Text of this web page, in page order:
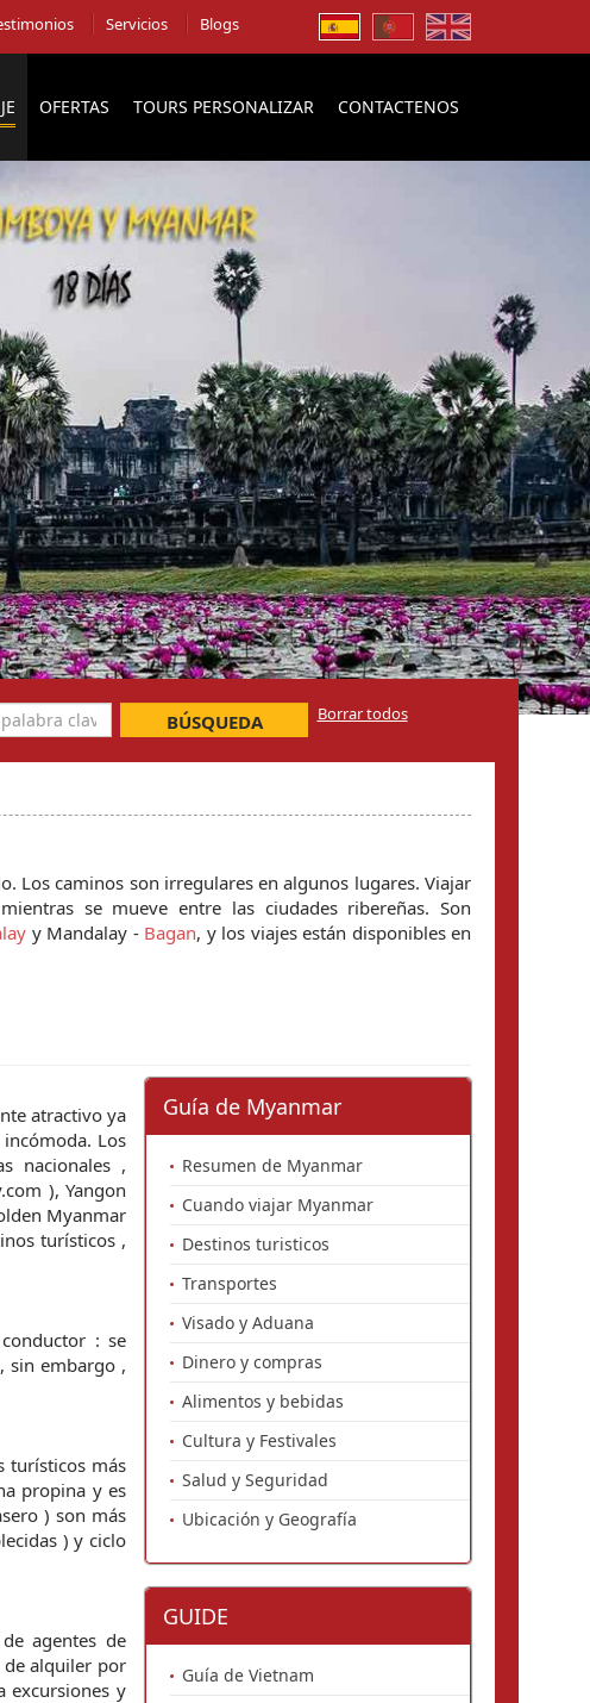
Servicios Blogs
OFERTAS TOURS PERSONALIZAR CONTACTENOS
BÚSQUEDA Borrar todos
Los caminos son irregulares en algunos lugares. Viajar
se mueve entre las ciudades ribereñas. Son
y Mandalay -Bagan, y los viajes están disponibles en
atractivo ya
Los
nacionales ,
), Yangon
Myanmar
turísticos ,
: se
sin embargo ,
turísticos más
propina y es
) son más
) y ciclo
agentes de
alquiler por
excursiones y
Guía de Myanmar
Resumen de Myanmar
Cuando viajar Myanmar
Destinos turisticos
Transportes
Visado y Aduana
Dinero y compras
Alimentos y bebidas
Cultura y Festivales
Salud y Seguridad
Ubicación y Geografía
GUIDE
Guía de Vietnam